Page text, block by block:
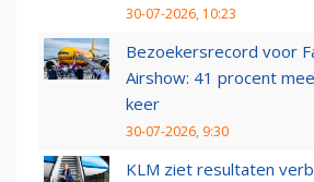
30-07-2026, 10:23
Bezoekersrecord voor
Airshow: 41 procent
keer
30-07-2026, 9:30
KLM ziet resultaten